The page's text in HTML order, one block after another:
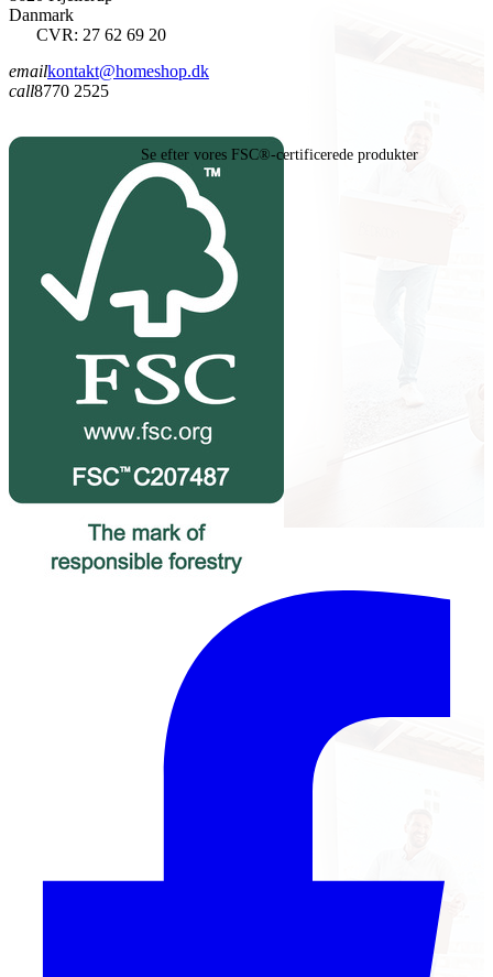
Danmark
CVR: 27 62 69 20
emailkontakt@homeshop.dk
call8770 2525
Se efter vores FSC®-certificerede produkter